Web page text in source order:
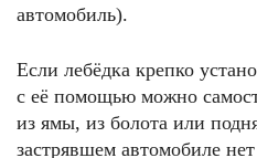
автомобиль).
Если лебёдка крепко
с её помощью можно
из ямы, из болота или
застрявшем автомобиле